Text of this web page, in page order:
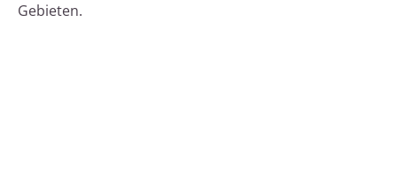
Gebieten.